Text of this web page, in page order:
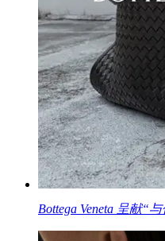
Bottega Veneta 呈献“